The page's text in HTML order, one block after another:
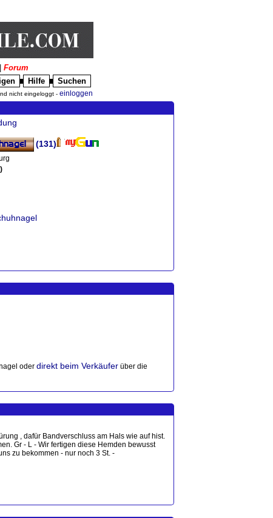
Forum
Hilfe Suchen
nicht eingeloggt - einloggen
(131)
oder direkt beim Verkäufer über die
, dafür Bandverschluss am Hals wie auf hist.
Gr - L - Wir fertigen diese Hemden bewusst
zu bekommen - nur noch 3 St. -